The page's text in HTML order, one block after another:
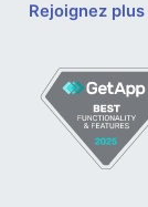
Rejoignez